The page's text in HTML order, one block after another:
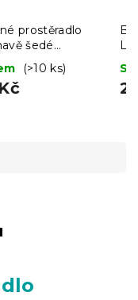
prostěradlo
šedé
cm
(>10 ks)